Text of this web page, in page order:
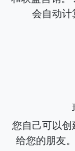
会自动计
您自己可以
给您的朋友